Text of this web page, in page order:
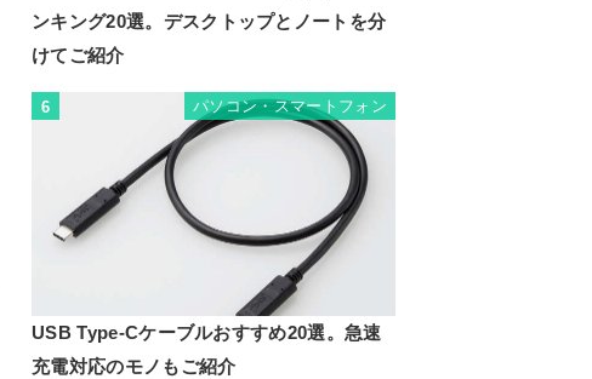
ンキング20選。デスクトップとノートを分
けてご紹介
6 パソコン・スマートフォン
USB Type-Cケーブルおすすめ20選。急速
充電対応のモノもご紹介